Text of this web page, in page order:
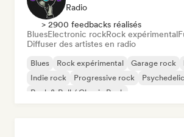
Radio
> 2900 feedbacks réalisés
BluesElectronic rockRock expérimental
Diffuser des artistes en radio
Blues Rock expérimental Garage rock
Indie rock
Progressive rock
Rock & Roll / Classic Rock